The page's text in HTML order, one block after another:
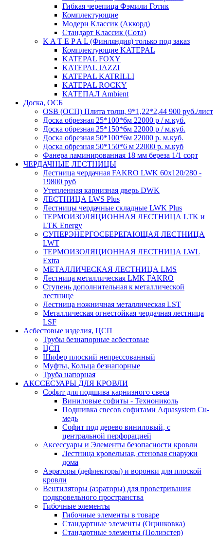
Гибкая черепица Фэмили Готик
Комплектующие
Модерн Классик (Аккорд)
Стандарт Классик (Сота)
K A T E P A L (Финляндия) только под заказ
Комплектующие KATEPAL
KATEPAL FOXY
KATEPAL JAZZI
KATEPAL KATRILLI
KATEPAL ROCKY
КАТЕПАЛ Ambient
Доска, ОСБ
OSB (ОСП) Плита толщ. 9*1,22*2,44 900 руб./лист
Доска обрезная 25*100*6м 22000 р / м.куб.
Доска обрезная 25*150*6м 22000 р / м.куб.
Доска обрезная 50*100*6м 22000 р. м.куб.
Доска обрезная 50*150*6 м 22000 р. м.куб
Фанера ламинированная 18 мм береза 1/1 сорт
ЧЕРДАЧНЫЕ ЛЕСТНИЦЫ
Лестница чердачная FAKRO LWK 60х120/280 -
19800 руб
Утепленная карнизная дверь DWK
ЛЕСТНИЦА LWS Plus
Лестницы чердачные складные LWK Plus
ТЕРМОИЗОЛЯЦИОННАЯ ЛЕСТНИЦА LTK и
LTK Energy
СУПЕРЭНЕРГОСБЕРЕГАЮЩАЯ ЛЕСТНИЦА
LWT
ТЕРМОИЗОЛЯЦИОННАЯ ЛЕСТНИЦА LWL
Extra
МЕТАЛЛИЧЕСКАЯ ЛЕСТНИЦА LMS
Лестница металлическая LMK FAKRO
Ступень дополнительная к металлической
лестнице
Лестница ножничная металлическая LST
Металлическая огнестойкая чердачная лестница
LSF
Асбестовые изделия, ЦСП
Трубы безнапорные асбестовые
ЦСП
Шифер плоский непрессованный
Муфты, Кольца безнапорные
Труба напорная
АКССЕСУАРЫ ДЛЯ КРОВЛИ
Софит для подшива карнизного свеса
Виниловые софиты - Технониколь
Подшивка свесов софитами Aquasystem Cu-
медь
Софит под дерево виниловый, с
центральной перфорацией
Аксессуары и Элементы безопасности кровли
Лестница кровельная, стеновая снаружи
дома
Аэраторы (дефлекторы) и воронки для плоской
кровли
Вентиляторы (аэраторы) для проветривания
подкровельного пространства
Гибочные элементы
Гибочные элементы в товаре
Стандартные элементы (Оцинковка)
Стандартные элементы (Полиэстер)